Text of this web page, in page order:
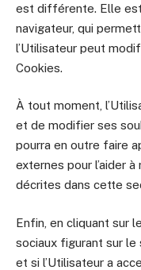
est différente. Elle est
navigateur, qui
l’Utilisateur peut
Cookies.
À tout moment,
et de modifier ses
pourra en outre faire
externes pour l’aider
décrites dans cette
Enfin, en cliquant sur
sociaux figurant sur le
et si l’Utilisateur a